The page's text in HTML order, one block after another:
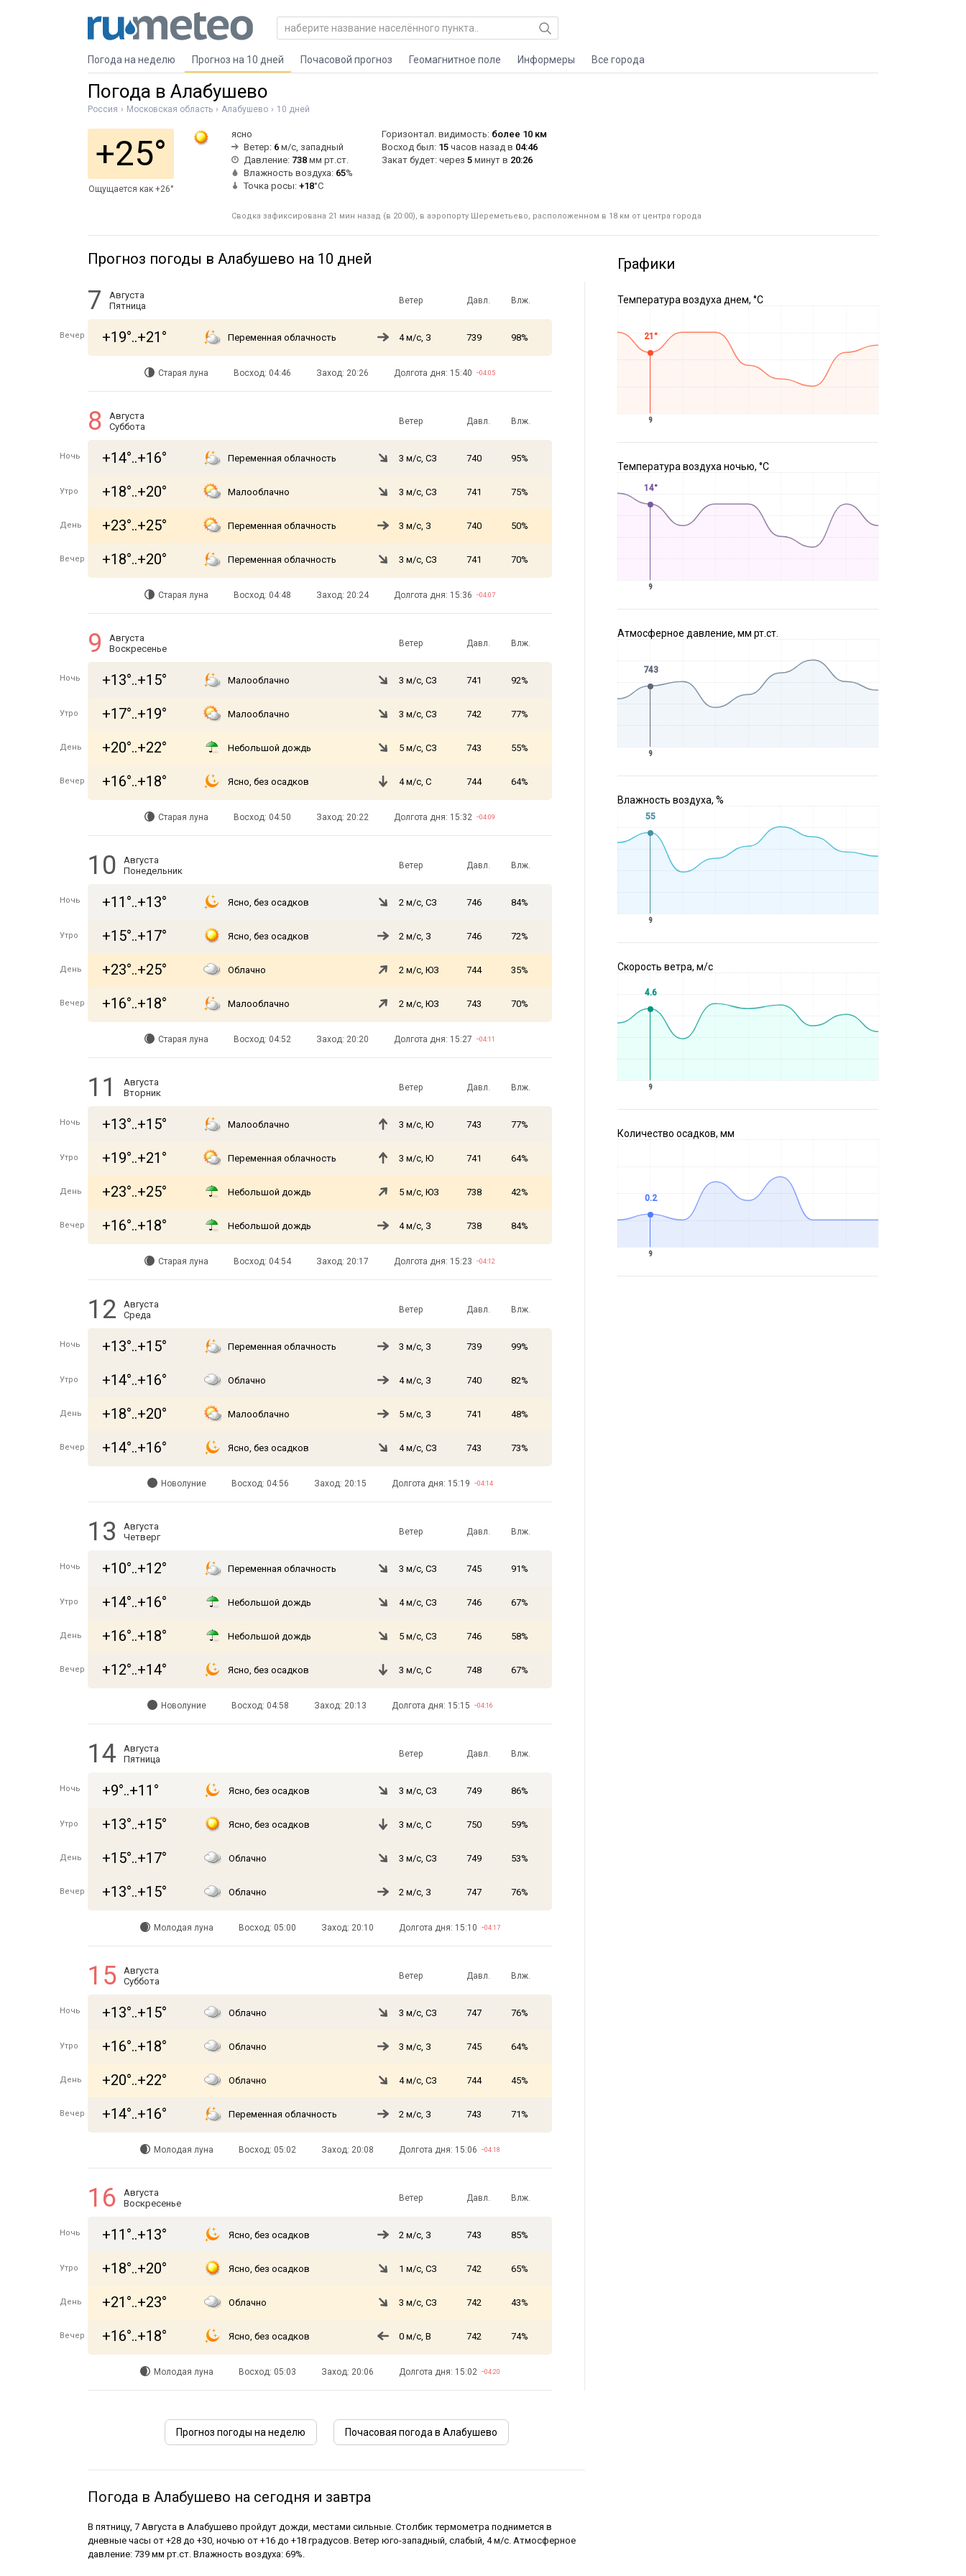
Погода на неделю Прогноз на 10 дней Почасовой прогноз Геомагнитное поле Информеры Все города
Погода в Алабушево
Россия Московская область Алабушево 10 дней
+25°
Ощущается как +26°
ясно
Ветер: 6 м/с, западный
Давление: 738 мм рт.ст.
Влажность воздуха: 65%
Точка росы: +18°C
Горизонтал. видимость: более 10 км
Восход был: 15 часов назад в 04:46
Закат будет: через 5 минут в 20:26
Сводка зафиксирована 21 мин назад (в 20:00), в аэропорту Шереметьево, расположенном в 18 км от центра города
Прогноз погоды в Алабушево на 10 дней
7
Августа
Пятница
Ветер Давл. Влж.
Вечер +19°..+21° Переменная облачность 4 м/с, З 739 98%
Старая луна Восход: 04:46 Заход: 20:26 Долгота дня: 15:40 −04:05
8
Августа
Суббота
Ветер Давл. Влж.
Ночь +14°..+16° Переменная облачность 3 м/с, СЗ 740 95%
Утро +18°..+20° Малооблачно 3 м/с, СЗ 741 75%
День +23°..+25° Переменная облачность 3 м/с, З 740 50%
Вечер +18°..+20° Переменная облачность 3 м/с, СЗ 741 70%
Старая луна Восход: 04:48 Заход: 20:24 Долгота дня: 15:36 −04:07
9
Августа
Воскресенье
Ветер Давл. Влж.
Ночь +13°..+15° Малооблачно 3 м/с, СЗ 741 92%
Утро +17°..+19° Малооблачно 3 м/с, СЗ 742 77%
День +20°..+22° Небольшой дождь 5 м/с, СЗ 743 55%
Вечер +16°..+18° Ясно, без осадков 4 м/с, С 744 64%
Старая луна Восход: 04:50 Заход: 20:22 Долгота дня: 15:32 −04:09
10
Августа
Понедельник
Ветер Давл. Влж.
Ночь +11°..+13° Ясно, без осадков 2 м/с, СЗ 746 84%
Утро +15°..+17° Ясно, без осадков 2 м/с, З 746 72%
День +23°..+25° Облачно 2 м/с, ЮЗ 744 35%
Вечер +16°..+18° Малооблачно 2 м/с, ЮЗ 743 70%
Старая луна Восход: 04:52 Заход: 20:20 Долгота дня: 15:27 −04:11
11
Августа
Вторник
Ветер Давл. Влж.
Ночь +13°..+15° Малооблачно 3 м/с, Ю 743 77%
Утро +19°..+21° Переменная облачность 3 м/с, Ю 741 64%
День +23°..+25° Небольшой дождь 5 м/с, ЮЗ 738 42%
Вечер +16°..+18° Небольшой дождь 4 м/с, З 738 84%
Старая луна Восход: 04:54 Заход: 20:17 Долгота дня: 15:23 −04:12
12
Августа
Среда
Ветер Давл. Влж.
Ночь +13°..+15° Переменная облачность 3 м/с, З 739 99%
Утро +14°..+16° Облачно 4 м/с, З 740 82%
День +18°..+20° Малооблачно 5 м/с, З 741 48%
Вечер +14°..+16° Ясно, без осадков 4 м/с, СЗ 743 73%
Новолуние Восход: 04:56 Заход: 20:15 Долгота дня: 15:19 −04:14
13
Августа
Четверг
Ветер Давл. Влж.
Ночь +10°..+12° Переменная облачность 3 м/с, СЗ 745 91%
Утро +14°..+16° Небольшой дождь 4 м/с, СЗ 746 67%
День +16°..+18° Небольшой дождь 5 м/с, СЗ 746 58%
Вечер +12°..+14° Ясно, без осадков 3 м/с, С 748 67%
Новолуние Восход: 04:58 Заход: 20:13 Долгота дня: 15:15 −04:16
14
Августа
Пятница
Ветер Давл. Влж.
Ночь +9°..+11° Ясно, без осадков 3 м/с, СЗ 749 86%
Утро +13°..+15° Ясно, без осадков 3 м/с, С 750 59%
День +15°..+17° Облачно 3 м/с, СЗ 749 53%
Вечер +13°..+15° Облачно 2 м/с, З 747 76%
Молодая луна Восход: 05:00 Заход: 20:10 Долгота дня: 15:10 −04:17
15
Августа
Суббота
Ветер Давл. Влж.
Ночь +13°..+15° Облачно 3 м/с, СЗ 747 76%
Утро +16°..+18° Облачно 3 м/с, З 745 64%
День +20°..+22° Облачно 4 м/с, СЗ 744 45%
Вечер +14°..+16° Переменная облачность 2 м/с, З 743 71%
Молодая луна Восход: 05:02 Заход: 20:08 Долгота дня: 15:06 −04:18
16
Августа
Воскресенье
Ветер Давл. Влж.
Ночь +11°..+13° Ясно, без осадков 2 м/с, З 743 85%
Утро +18°..+20° Ясно, без осадков 1 м/с, СЗ 742 65%
День +21°..+23° Облачно 3 м/с, СЗ 742 43%
Вечер +16°..+18° Ясно, без осадков 0 м/с, В 742 74%
Молодая луна Восход: 05:03 Заход: 20:06 Долгота дня: 15:02 −04:20
Прогноз погоды на неделю Почасовая погода в Алабушево
Погода в Алабушево на сегодня и завтра
В пятницу, 7 Августа в Алабушево пройдут дожди, местами сильные. Столбик термометра поднимется в
дневные часы от +28 до +30, ночью от +16 до +18 градусов. Ветер юго-западный, слабый, 4 м/с. Атмосферное
давление: 739 мм рт.ст. Влажность воздуха: 69%.
Графики
Температура воздуха днем, °C
21°
9
Температура воздуха ночью, °C
14°
9
Атмосферное давление, мм рт.ст.
743
9
Влажность воздуха, %
55
9
Скорость ветра, м/с
4.6
9
Количество осадков, мм
0.2
9